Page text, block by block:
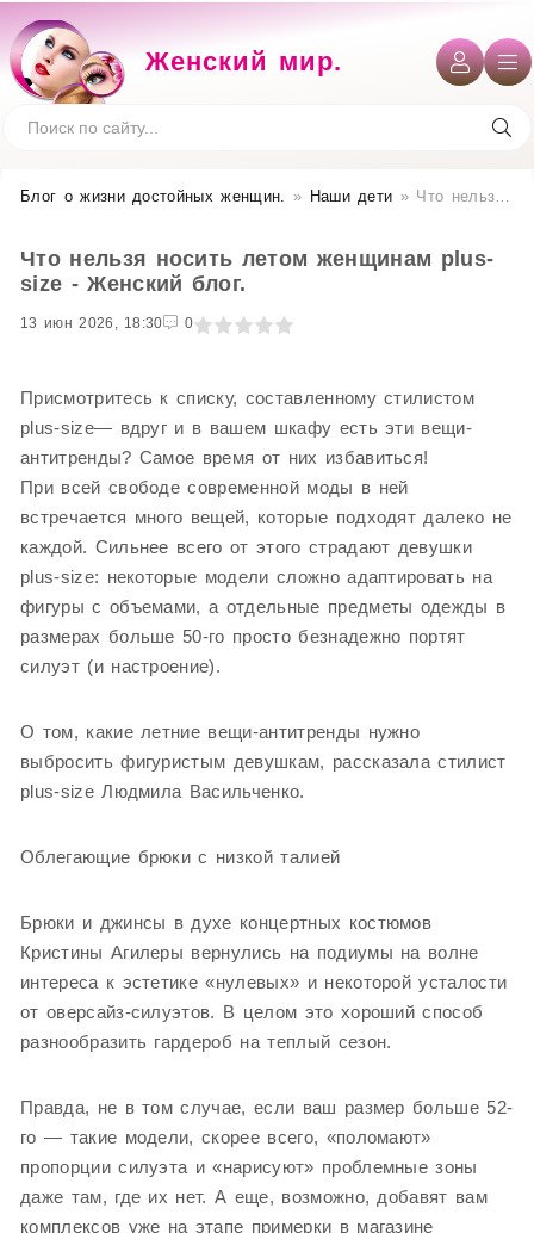
Женский мир.
Блог о жизни достойных женщин​. » Наши дети » Что нельзя носить летом женщинам plus-size - Женский блог.
Что нельзя носить летом женщинам plus-
size - Женский блог.
13 июн 2026, 18:30 0
1 2 3 4 5
Присмотритесь к списку, составленному стилистом
plus-size— вдруг и в вашем шкафу есть эти вещи-
антитренды? Самое время от них избавиться!
При всей свободе современной моды в ней
встречается много вещей, которые подходят далеко не
каждой. Сильнее всего от этого страдают девушки
plus-size: некоторые модели сложно адаптировать на
фигуры с объемами, а отдельные предметы одежды в
размерах больше 50-го просто безнадежно портят
силуэт (и настроение).
О том, какие летние вещи-антитренды нужно
выбросить фигуристым девушкам, рассказала стилист
plus-size Людмила Васильченко.
Облегающие брюки с низкой талией
Брюки и джинсы в духе концертных костюмов
Кристины Агилеры вернулись на подиумы на волне
интереса к эстетике «нулевых» и некоторой усталости
от оверсайз-силуэтов. В целом это хороший способ
разнообразить гардероб на теплый сезон.
Правда, не в том случае, если ваш размер больше 52-
го — такие модели, скорее всего, «поломают»
пропорции силуэта и «нарисуют» проблемные зоны
даже там, где их нет. А еще, возможно, добавят вам
комплексов уже на этапе примерки в магазине